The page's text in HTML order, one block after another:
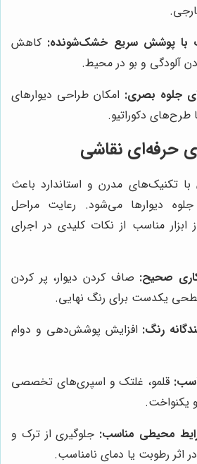
با پوشش سریع خشک‌شونده: کاهش
آلودگی و بو در محیط.
جلوه بصری: امکان طراحی دیوارهای
طرح‌های دکوراتیو.
حرفه‌ای نقاشی
تکنیک‌های مدرن و استاندارد باعث
دیوارها می‌شود. رعایت مراحل
ابزار مناسب از نکات کلیدی در اجرای
صحیح: صاف کردن دیوار، پر کردن
یکدست برای رنگ نهایی.
رنگ: افزایش پوشش‌دهی و دوام
قلمو، غلتک و اسپری‌های تخصصی
یکنواخت.
محیطی مناسب: جلوگیری از ترک و
اثر رطوبت یا دمای نامناسب.